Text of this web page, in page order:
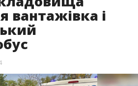
вантажівка і